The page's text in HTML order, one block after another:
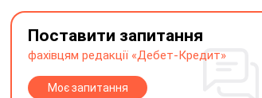
Поставити запитання
фахівцям редакції «Дебет-Кредит»
Моє запитання